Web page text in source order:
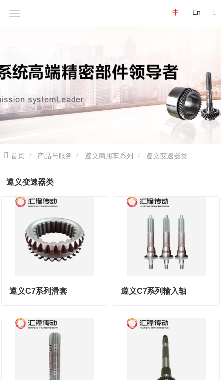
中 En
首页 产品与服务 遵义商用车系列 遵义变速器类
遵义变速器类
遵义C7系列滑套 遵义C7系列输入轴